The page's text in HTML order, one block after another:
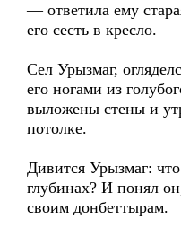
— ответила ему
его сесть в кресло.
Сел Урызмаг,
его ногами из
выложены стены и
потолке.
Дивится Урызмаг:
глубинах? И понял
своим донбеттырам.